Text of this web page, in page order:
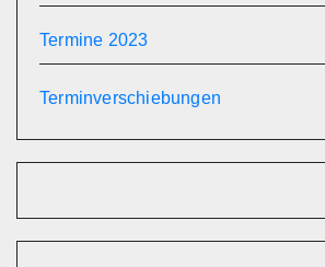
Termine 2023
Terminverschiebungen